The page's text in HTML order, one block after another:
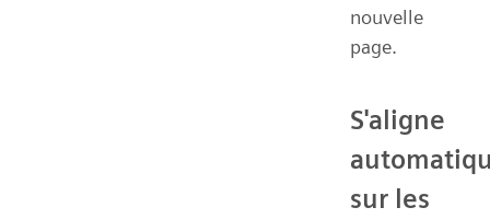
nouvelle
page.
S'aligne
sur les